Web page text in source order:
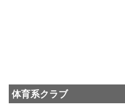
体育系クラブ